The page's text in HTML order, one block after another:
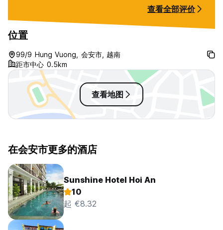
查看全部评价
位置
99/9 Hung Vuong, 会安市, 越南
距市中心 0.5km
查看地图
在会安市更多的酒店
Sunshine Hotel Hoi An
10
起 €8.32